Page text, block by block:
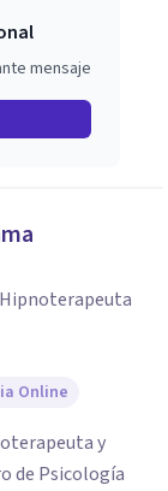
mensaje
Online
y
de Psicología